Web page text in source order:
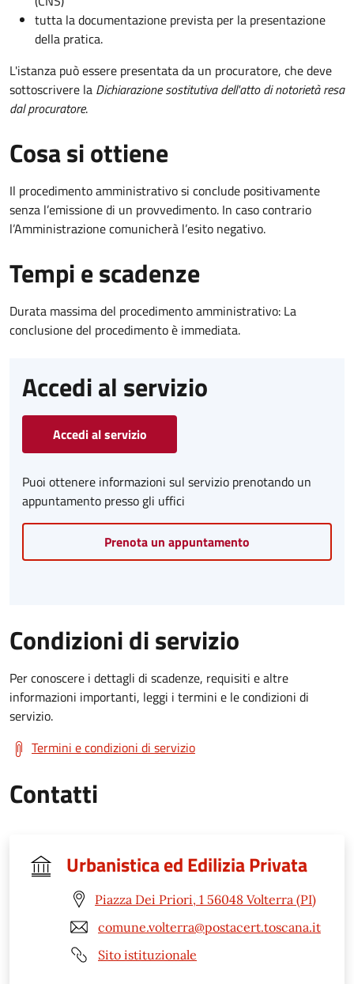
tutta la documentazione prevista per la presentazione
della pratica.
L'istanza può essere presentata da un procuratore, che deve
sottoscrivere la Dichiarazione sostitutiva dell'atto di notorietà resa
dal procuratore.
Cosa si ottiene
Il procedimento amministrativo si conclude positivamente
senza l’emissione di un provvedimento. In caso contrario
l’Amministrazione comunicherà l’esito negativo.
Tempi e scadenze
Durata massima del procedimento amministrativo: La
conclusione del procedimento è immediata.
Accedi al servizio
Accedi al servizio
Puoi ottenere informazioni sul servizio prenotando un
appuntamento presso gli uffici
Prenota un appuntamento
Condizioni di servizio
Per conoscere i dettagli di scadenze, requisiti e altre
informazioni importanti, leggi i termini e le condizioni di
servizio.
Termini e condizioni di servizio
Contatti
Urbanistica ed Edilizia Privata
Piazza Dei Priori, 1 56048 Volterra (PI)
comune.volterra@postacert.toscana.it
Sito istituzionale